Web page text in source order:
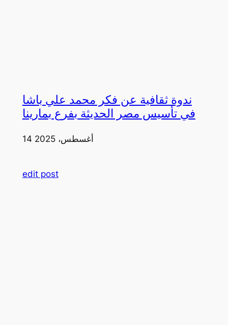
ندوة ثقافية عن فكر محمد علي باشا
في تأسيس مصر الحديثة بفرع بمارينا
14 أغسطس، 2025
edit post